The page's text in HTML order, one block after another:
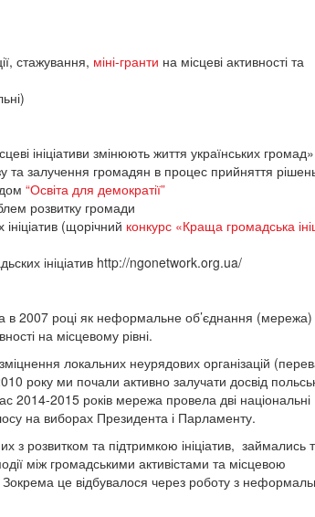
стажування, міні-гранти на місцеві активності та
ініціативи змінюють життя українських громад»
залучення громадян в процес прийняття
“Освіта для демократії”
розвитку громади
(щорічний конкурс «Краща громадська
ініціатив http://ngonetwork.org.ua/
в 2007 році як неформальне об’єднання (мережа)
на місцевому рівні.
локальних неурядових організацій
року ми почали активно залучати досвід
2014-2015 років мережа провела дві національні
на виборах Президента і Парламенту.
з розвитком та підтримкою ініціатив, займались
між громадськими активістами та місцевою
це відбувалося через роботу з